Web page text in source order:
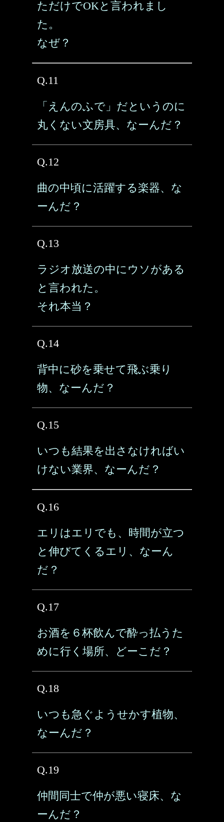
ただけでOKと言われまし
た。
なぜ？
Q.11
「えんのふで」だというのに
丸くない文房具、なーんだ？
Q.12
曲の中頃に活躍する楽器、な
ーんだ？
Q.13
ラジオ放送の中にウソがある
と言われた。
それ本当？
Q.14
背中に砂を乗せて飛ぶ乗り
物、なーんだ？
Q.15
いつも結果を出さなければい
けない業界、なーんだ？
Q.16
エリはエリでも、時間が立つ
と伸びてくるエリ、なーん
だ？
Q.17
お酒を６杯飲んで酔っ払うた
めに行く場所、どーこだ？
Q.18
いつも急ぐようせかす植物、
なーんだ？
Q.19
仲間同士で仲が悪い寝床、な
ーんだ？